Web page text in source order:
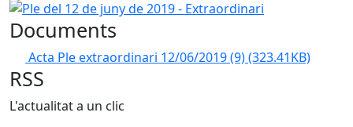
Ple del 12 de juny de 2019 - Extraordinari
Documents
Acta Ple extraordinari 12/06/2019 (9)(323.41KB)
RSS
L'actualitat a un clic